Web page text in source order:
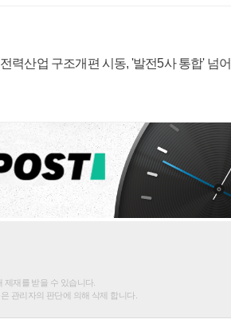
력산업 구조개편 시동, '발전5사 통합' 넘어
재를 받을 수 있습니다.
관리자의 판단에 의해 삭제 합니다.